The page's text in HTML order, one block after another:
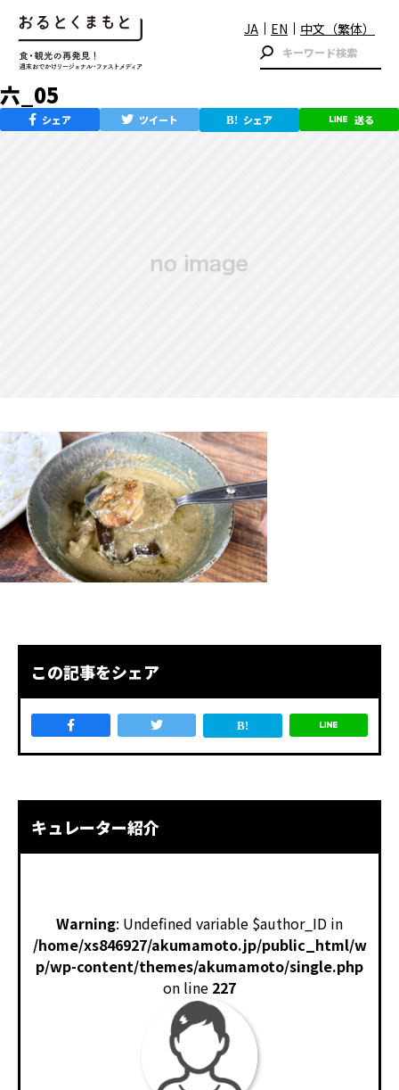
JA EN 中文（繁体）
六_05
シェア ツイート シェア 送る
この記事をシェア
キュレーター紹介
Warning: Undefined variable $author_ID in
/home/xs846927/akumamoto.jp/public_html/w
p/wp-content/themes/akumamoto/single.php
on line 227